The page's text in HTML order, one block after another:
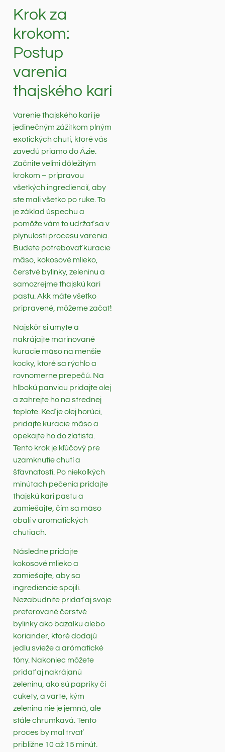
Krok za
krokom:
Postup
varenia
thajského kari
Varenie thajského kari je
jedinečným zážitkom plným
exotických chutí, ktoré vás
zavedú priamo do Ázie.
Začnite veľmi dôležitým
krokom – prípravou
všetkých ingrediencií, aby
ste mali všetko po ruke. To
je základ úspechu a
pomôže vám to udržať sa v
plynulosti procesu varenia.
Budete potrebovať kuracie
mäso, kokosové mlieko,
čerstvé bylinky, zeleninu a
samozrejme thajskú kari
pastu. Akk máte všetko
pripravené, môžeme začať!
Najskôr si umyte a
nakrájajte marinované
kuracie mäso na menšie
kocky, ktoré sa rýchlo a
rovnomerne prepečú. Na
hlbokú panvicu pridajte olej
a zahrejte ho na strednej
teplote. Keď je olej horúci,
pridajte kuracie mäso a
opekajte ho do zlatista.
Tento krok je kľúčový pre
uzamknutie chutí a
šťavnatosti. Po niekoľkých
minútach pečenia pridajte
thajskú kari pastu a
zamiešajte, čím sa mäso
obalí v aromatických
chutiach.
Následne pridajte
kokosové mlieko a
zamiešajte, aby sa
ingrediencie spojili.
Nezabudnite pridať aj svoje
preferované čerstvé
bylinky ako bazalku alebo
koriander, ktoré dodajú
jedlu svieže a arómatické
tóny. Nakoniec môžete
pridať aj nakrájanú
zeleninu, ako sú papriky či
cukety, a varte, kým
zelenina nie je jemná, ale
stále chrumkavá. Tento
proces by mal trvať
približne 10 až 15 minút.